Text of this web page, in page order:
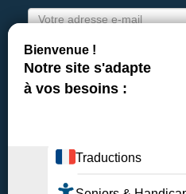
J'accepte de recevoir des
Communauté de
Plan du site